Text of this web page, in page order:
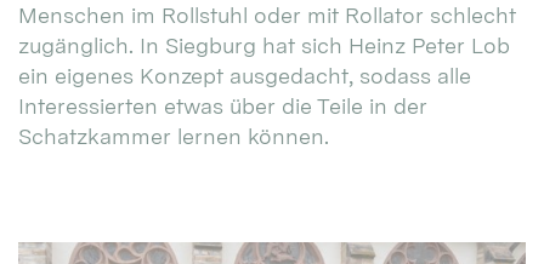
Menschen im Rollstuhl oder mit Rollator schlecht
zugänglich. In Siegburg hat sich Heinz Peter Lob
ein eigenes Konzept ausgedacht, sodass alle
Interessierten etwas über die Teile in der
Schatzkammer lernen können.